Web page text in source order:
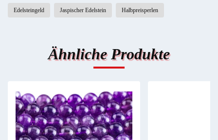
Edelsteingeld Jaspischer Edelstein Halbpreisperlen
Ähnliche Produkte